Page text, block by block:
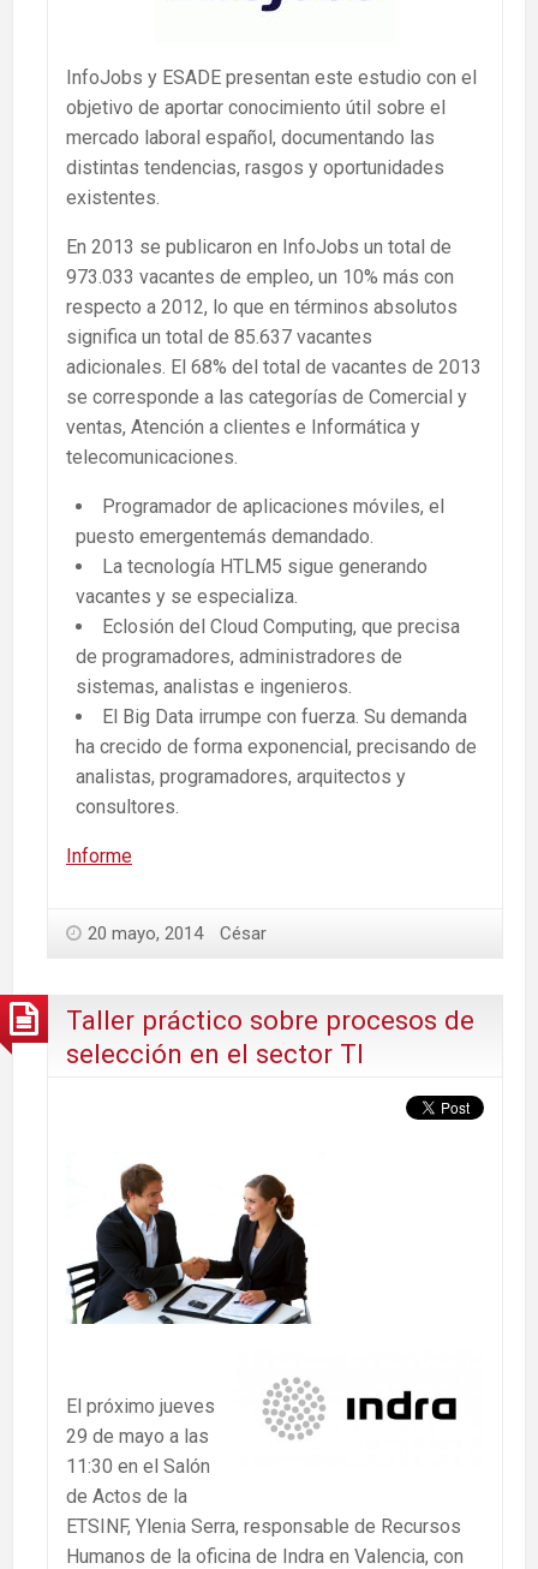
InfoJobs y ESADE presentan este estudio con el
objetivo de aportar conocimiento útil sobre el
mercado laboral español, documentando las
distintas tendencias, rasgos y oportunidades
existentes.
En 2013 se publicaron en InfoJobs un total de
973.033 vacantes de empleo, un 10% más con
respecto a 2012, lo que en términos absolutos
significa un total de 85.637 vacantes
adicionales. El 68% del total de vacantes de 2013
se corresponde a las categorías de Comercial y
ventas, Atención a clientes e Informática y
telecomunicaciones.
Programador de aplicaciones móviles, el
puesto emergentemás demandado.
La tecnología HTLM5 sigue generando
vacantes y se especializa.
Eclosión del Cloud Computing, que precisa
de programadores, administradores de
sistemas, analistas e ingenieros.
El Big Data irrumpe con fuerza. Su demanda
ha crecido de forma exponencial, precisando de
analistas, programadores, arquitectos y
consultores.
Informe
20 mayo, 2014 César
Taller práctico sobre procesos de
selección en el sector TI
El próximo jueves
29 de mayo a las
11:30 en el Salón
de Actos de la
ETSINF, Ylenia Serra, responsable de Recursos
Humanos de la oficina de Indra en Valencia, con